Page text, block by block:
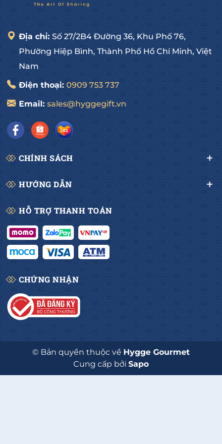
- Đội ngũ nhân viên tư vấn nhiệt tình, chuyên
Quý khách hãy nhanh tay Inbox hoặc liên hệ: 0909
75 37 37 ngay để nhận Giá Ưu Đãi khi đặt hàng sớm.
-------------------------------------
HYGGE GOURMET
Địa chỉ: 27/2B4 Đường số 36, Hiệp Bình Chánh, Thủ Đức, HCM
Địa chỉ: Số 27/2B4 Đường 36, Khu Phố 76,
Phường Hiệp Bình, Thành Phố Hồ Chí Minh, Việt
Nam
Điện thoại: 0909 753 737
Email: sales@hyggegift.vn
CHÍNH SÁCH
HƯỚNG DẪN
HỖ TRỢ THANH TOÁN
CHỨNG NHẬN
© Bản quyền thuộc về Hygge Gourmet
Cung cấp bởi Sapo